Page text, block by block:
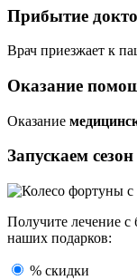
Прибытие
Врач приезжает к
Оказание
Оказание
Запускаем сезон
Получите лечение
наших подарков:
% скидки